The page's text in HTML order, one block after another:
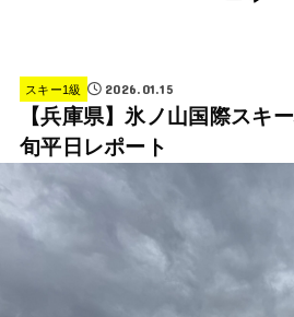
スキー1級 2026.01.15
【兵庫県】氷ノ山国際スキ
旬平日レポート